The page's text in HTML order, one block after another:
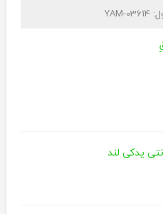
YAM-03614
یدکی لند